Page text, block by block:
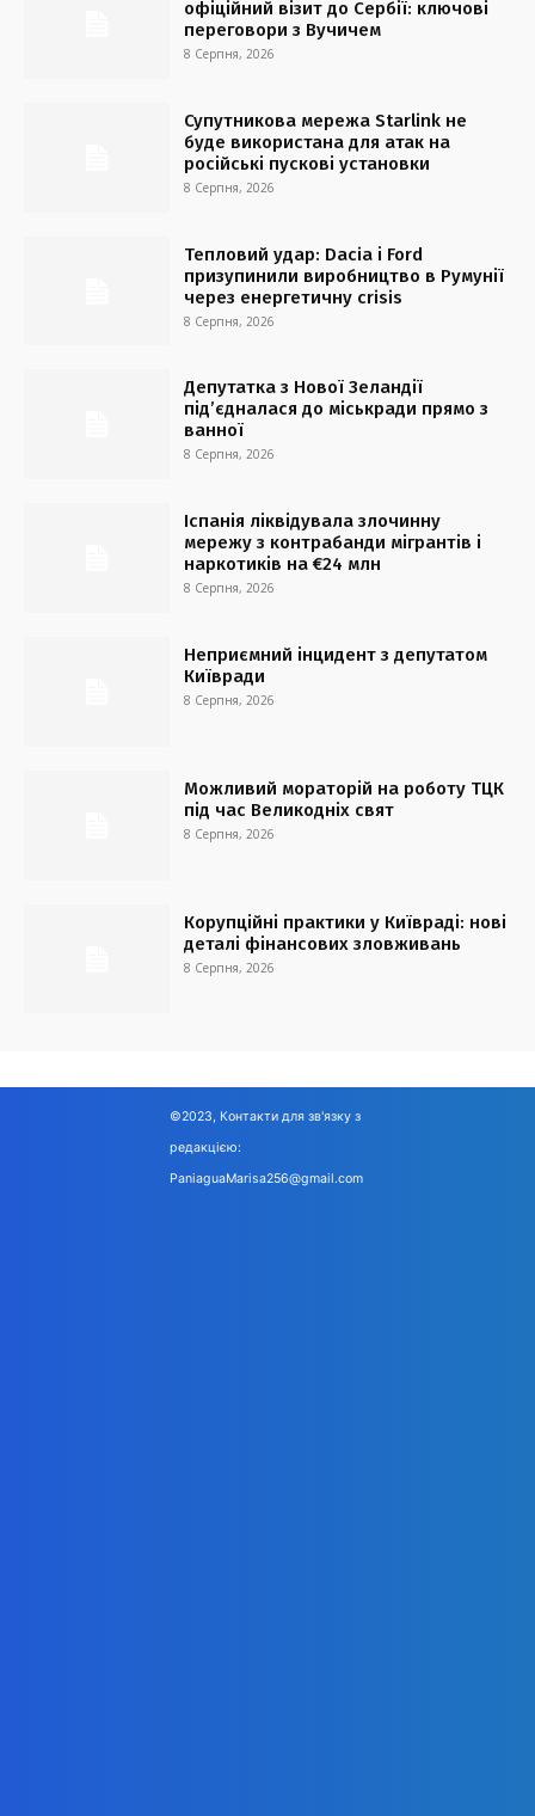
офіційний візит до Сербії: ключові
переговори з Вучичем
8 Серпня, 2026
Супутникова мережа Starlink не
буде використана для атак на
російські пускові установки
8 Серпня, 2026
Тепловий удар: Dacia і Ford
призупинили виробництво в Румунії
через енергетичну crisis
8 Серпня, 2026
Депутатка з Нової Зеландії
під’єдналася до міськради прямо з
ванної
8 Серпня, 2026
Іспанія ліквідувала злочинну
мережу з контрабанди мігрантів і
наркотиків на €24 млн
8 Серпня, 2026
Неприємний інцидент з депутатом
Київради
8 Серпня, 2026
Можливий мораторій на роботу ТЦК
під час Великодніх свят
8 Серпня, 2026
Корупційні практики у Київраді: нові
деталі фінансових зловживань
8 Серпня, 2026
©2023, Контакти для зв'язку з
редакцією:
PaniaguaMarisa256@gmail.com